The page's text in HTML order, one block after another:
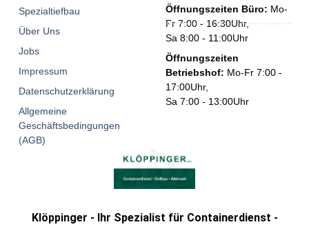
Klöppinger - Ihr Spezialist für Containerdienst -
Spezialtiefbau
Über Uns
Jobs
Impressum
Datenschutzerklärung
Allgemeine
Geschäftsbedingungen
(AGB)
Öffnungszeiten Büro: Mo-
Fr 7:00 - 16:30Uhr,
Sa 8:00 - 11:00Uhr
Öffnungszeiten
Betriebshof: Mo-Fr 7:00 -
17:00Uhr,
Sa 7:00 - 13:00Uhr